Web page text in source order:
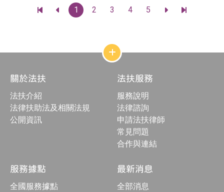
頁
1 2 3 4 5
頁
網
站
結
構
合
按
鈕
關於法扶
法扶介紹
法律扶助法及相關法規
公開資訊
法扶服務
服務說明
法律諮詢
申請法扶律師
常見問題
合作與連結
服務據點
全國服務據點
最新消息
全部消息